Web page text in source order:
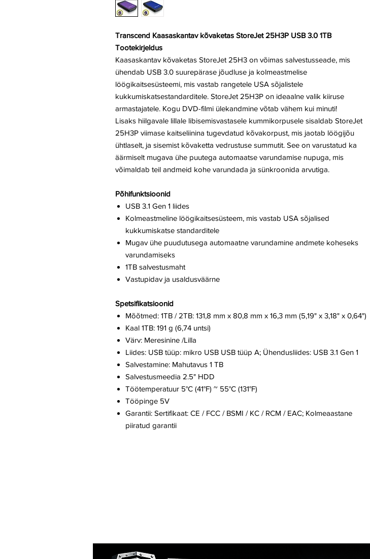
Transcend Kaasaskantav kõvaketas StoreJet 25H3P USB 3.0 1TB
Tootekirjeldus
Kaasaskantav kõvaketas StoreJet 25H3 on võimas salvestusseade, mis
ühendab USB 3.0 suurepärase jõudluse ja kolmeastmelise
löögikaitsesüsteemi, mis vastab rangetele USA sõjalistele
kukkumiskatsestandarditele. StoreJet 25H3P on ideaalne valik kiiruse
armastajatele. Kogu DVD-filmi ülekandmine võtab vähem kui minuti!
Lisaks hiilgavale lillale libisemisvastasele kummikorpusele sisaldab StoreJet
25H3P viimase kaitseliinina tugevdatud kõvakorpust, mis jaotab löögijõu
ühtlaselt, ja sisemist kõvaketta vedrustuse summutit. See on varustatud ka
äärmiselt mugava ühe puutega automaatse varundamise nupuga, mis
võimaldab teil andmeid kohe varundada ja sünkroonida arvutiga.
Põhifunktsioonid
USB 3.1 Gen 1 liides
Kolmeastmeline löögikaitsesüsteem, mis vastab USA sõjalised
kukkumiskatse standarditele
Mugav ühe puudutusega automaatne varundamine andmete koheseks
varundamiseks
1TB salvestusmaht
Vastupidav ja usaldusväärne
Spetsifikatsioonid
Mõõtmed: 1TB / 2TB: 131,8 mm x 80,8 mm x 16,3 mm (5,19" x 3,18" x 0,64")
Kaal 1TB: 191 g (6,74 untsi)
Värv: Meresinine /Lilla
Liides: USB tüüp: mikro USB USB tüüp A; Ühendusliides: USB 3.1 Gen 1
Salvestamine: Mahutavus 1 TB
Salvestusmeedia 2.5" HDD
Töötemperatuur 5°C (41°F) ~ 55°C (131°F)
Tööpinge 5V
Garantii: Sertifikaat: CE / FCC / BSMI / KC / RCM / EAC; Kolmeaastane
piiratud garantii